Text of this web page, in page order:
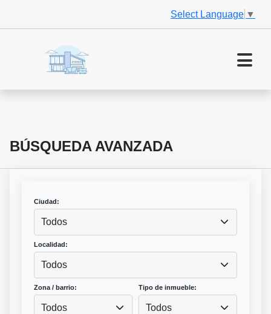
Select Language ▼
BÚSQUEDA AVANZADA
Ciudad:
Todos
Localidad:
Todos
Zona / barrio:
Todos
Tipo de inmueble:
Todos